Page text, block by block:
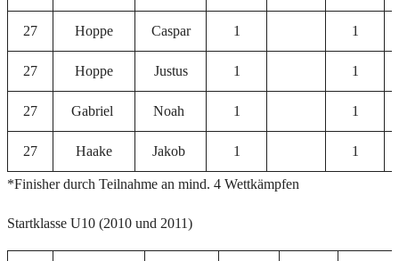
27 Hoppe Caspar 1 1
27 Hoppe Justus 1 1
27 Gabriel Noah 1 1
27 Haake Jakob 1 1
*Finisher durch Teilnahme an mind. 4 Wettkämpfen
Startklasse U10 (2010 und 2011)